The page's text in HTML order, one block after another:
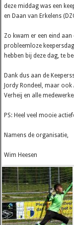
deze middag was een
en Daan van Erkelens
Zo kwam er een eind
probleemloze
hebben bij deze dag, te
Dank dus aan de
Jordy Rondeel, maar
Verheij en alle
PS: Heel veel mooie
Namens de organisatie,
Wim Heesen